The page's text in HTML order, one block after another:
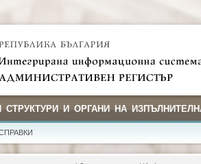
СТРУКТУРИ И ОРГАНИ НА